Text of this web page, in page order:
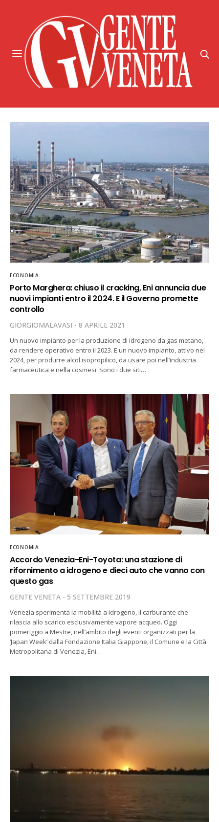
ECONOMIA
Porto Marghera: chiuso il cracking, Eni annuncia due
nuovi impianti entro il 2024. E il Governo promette
controllo
GIORGIOMALAVASI 8 APRILE 2021
Un nuovo impianto per la produzione di idrogeno da gas metano,
da rendere operativo entro il 2023. E un nuovo impianto, attivo nel
2024, per produrre alcol isopropilico, da usare poi nell’industria
farmaceutica e nella cosmesi. Sono i due siti…
ECONOMIA
Accordo Venezia-Eni-Toyota: una stazione di
rifornimento a idrogeno e dieci auto che vanno con
questo gas
GENTE VENETA 5 SETTEMBRE 2019
Venezia sperimenta la mobilità a idrogeno, il carburante che
rilascia allo scarico esclusivamente vapore acqueo. Oggi
pomeriggio a Mestre, nell’ambito degli eventi organizzati per la
‘Japan Week’ dalla Fondazione Italia Giappone, il Comune e la Città
Metropolitana di Venezia, Eni…